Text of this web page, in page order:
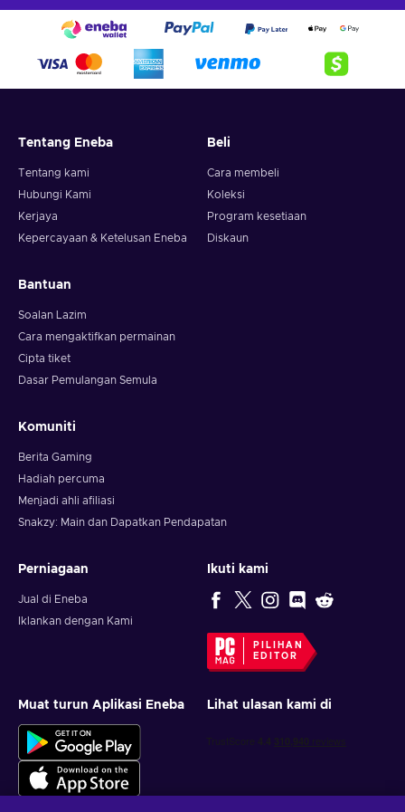
Tentang Eneba
Tentang kami
Hubungi Kami
Kerjaya
Kepercayaan & Ketelusan Eneba
Beli
Cara membeli
Koleksi
Program kesetiaan
Diskaun
Bantuan
Soalan Lazim
Cara mengaktifkan permainan
Cipta tiket
Dasar Pemulangan Semula
Komuniti
Berita Gaming
Hadiah percuma
Menjadi ahli afiliasi
Snakzy: Main dan Dapatkan Pendapatan
Perniagaan
Jual di Eneba
Iklankan dengan Kami
Ikuti kami
PILIHAN
EDITOR
Muat turun Aplikasi Eneba Lihat ulasan kami di